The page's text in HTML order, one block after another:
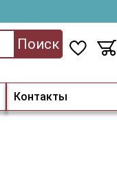
Контакты
Поиск